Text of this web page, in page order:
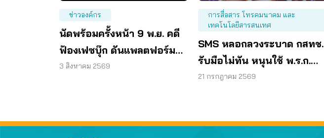
ข่าวองค์กร
นัดพร้อมครั้งหน้า 9 พ.ย. คดี
ฟ้องเฟซบุ๊ก ดันแพลตฟอร์ม
ร่วมรับผิด
3 สิงหาคม 2569
การสื่อสาร โทรคมนาคม และ
เทคโนโลยีสารสนเทศ
SMS หลอกลวงระบาด กสทช.
รับมือไม่ทัน หนุนใช้ พ.ร.ก.
ไซเบอร์ เข้มข้น
21 กรกฎาคม 2569